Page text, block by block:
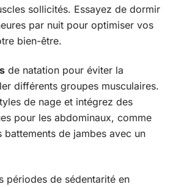
sollicités. Essayez de dormir
par nuit pour optimiser vos
bien-être.
de natation pour éviter la
différents groupes musculaires.
de nage et intégrez des
pour les abdominaux, comme
de jambes avec un
périodes de sédentarité en